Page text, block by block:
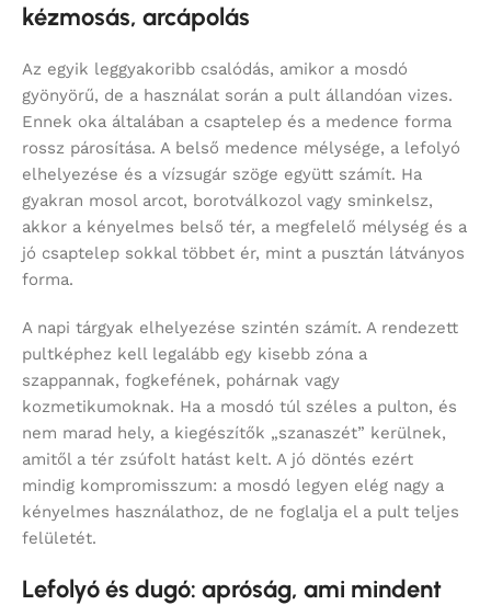
kézmosás, arcápolás
Az egyik leggyakoribb csalódás, amikor a mosdó
gyönyörű, de a használat során a pult állandóan vizes.
Ennek oka általában a csaptelep és a medence forma
rossz párosítása. A belső medence mélysége, a lefolyó
elhelyezése és a vízsugár szöge együtt számít. Ha
gyakran mosol arcot, borotválkozol vagy sminkelsz,
akkor a kényelmes belső tér, a megfelelő mélység és a
jó csaptelep sokkal többet ér, mint a pusztán látványos
forma.
A napi tárgyak elhelyezése szintén számít. A rendezett
pultképhez kell legalább egy kisebb zóna a
szappannak, fogkefének, pohárnak vagy
kozmetikumoknak. Ha a mosdó túl széles a pulton, és
nem marad hely, a kiegészítők „szanaszét” kerülnek,
amitől a tér zsúfolt hatást kelt. A jó döntés ezért
mindig kompromisszum: a mosdó legyen elég nagy a
kényelmes használathoz, de ne foglalja el a pult teljes
felületét.
Lefolyó és dugó: apróság, ami mindent